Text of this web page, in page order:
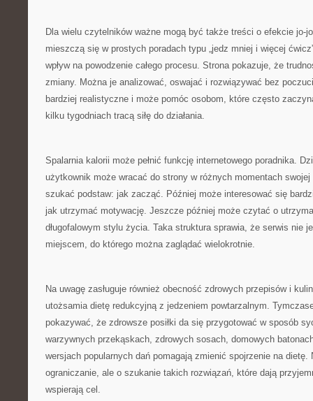
Dla wielu czytelników ważne mogą być także treści o efekcie jo-
mieszczą się w prostych poradach typu „jedz mniej i więcej
wpływ na powodzenie całego procesu. Strona pokazuje, że
zmiany. Można je analizować, oswajać i rozwiązywać bez
bardziej realistyczne i może pomóc osobom, które często
kilku tygodniach tracą siłę do działania.
Spalarnia kalorii może pełnić funkcję internetowego poradnika.
użytkownik może wracać do strony w różnych momentach
szukać podstaw: jak zacząć. Później może interesować się
jak utrzymać motywację. Jeszcze później może czytać o
długofalowym stylu życia. Taka struktura sprawia, że serwis nie
miejscem, do którego można zaglądać wielokrotnie.
Na uwagę zasługuje również obecność zdrowych przepisów i
utożsamia dietę redukcyjną z jedzeniem powtarzalnym.
pokazywać, że zdrowsze posiłki da się przygotować w sposób
warzywnych przekąskach, zdrowych sosach, domowych
wersjach popularnych dań pomagają zmienić spojrzenie na dietę.
ograniczanie, ale o szukanie takich rozwiązań, które dają
wspierają cel.